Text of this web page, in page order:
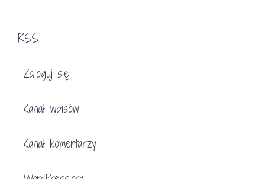
RSS
Zaloguj się
Kanał wpisów
Kanał komentarzy